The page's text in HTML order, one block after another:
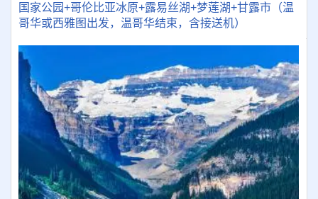
国家公园+哥伦比亚冰原+露易丝湖+梦莲湖+甘露市（温
哥华或西雅图出发，温哥华结束，含接送机）